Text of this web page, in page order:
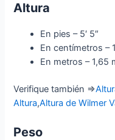
Altura
En pies – 5′ 5″
En centímetros –
En metros – 1,65
Verifique también ⇒
Altura,Altura de Wilmer
Peso